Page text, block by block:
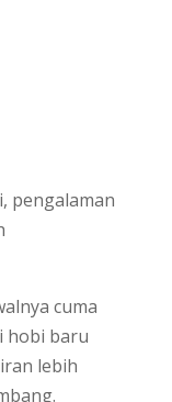
pengalaman
cuma
hobi baru
lebih